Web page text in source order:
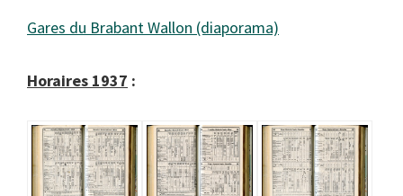
Gares du Brabant Wallon (diaporama)
Horaires 1937 :